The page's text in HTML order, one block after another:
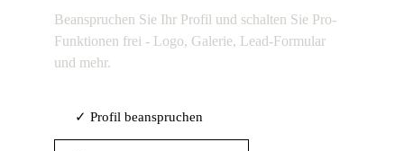
Beanspruchen Sie Ihr Profil und schalten Sie Pro-
Funktionen frei - Logo, Galerie, Lead-Formular
und mehr.
✓ Profil beanspruchen